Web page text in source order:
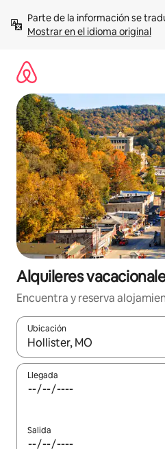
contenidoMostrar en el idioma original
Alquileres
Encuentra y reserva
Ubicación
Cuando los resultados estén
Llegada
Salida